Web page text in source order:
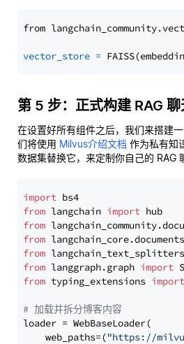
from
vector_store =
第 5 步：正式构建 RAG
在设置好所有组件之后，我们来搭建
们将使用 Milvus介绍文档 作为私有知
数据集替换它，来定制你自己的 RAG
import
from langchain import
from
from langchain_core.documents
from langchain_text_splitters
from langgraph.graph import
from typing_extensions import
# 加载并拆分博客内容
loader = WebBaseLoader(
    web_paths=(
"https://